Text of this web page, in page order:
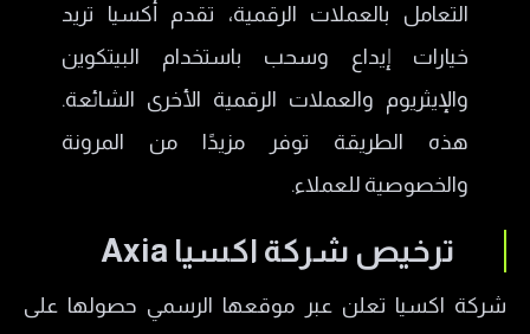
التعامل بالعملات الرقمية، تقدم أكسيا تريد
خيارات إيداع وسحب باستخدام البيتكوين
والإيثريوم والعملات الرقمية الأخرى الشائعة.
هذه الطريقة توفر مزيدًا من المرونة
والخصوصية للعملاء.
ترخيص شركة اكسيا Axia
شركة اكسيا تعلن عبر موقعها الرسمي حصولها على